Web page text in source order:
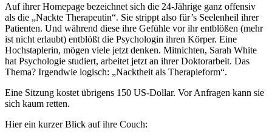
Auf ihrer Homepage bezeichnet sich die 24-Jährige ganz offensiv
als die „Nackte Therapeutin“. Sie strippt also für’s Seelenheil ihrer
Patienten. Und während diese ihre Gefühle vor ihr entblößen (mehr
ist nicht erlaubt) entblößt die Psychologin ihren Körper. Eine
Hochstaplerin, mögen viele jetzt denken. Mitnichten, Sarah White
hat Psychologie studiert, arbeitet jetzt an ihrer Doktorarbeit. Das
Thema? Irgendwie logisch: „Nacktheit als Therapieform“.
Eine Sitzung kostet übrigens 150 US-Dollar. Vor Anfragen kann sie
sich kaum retten.
Hier ein kurzer Blick auf ihre Couch: